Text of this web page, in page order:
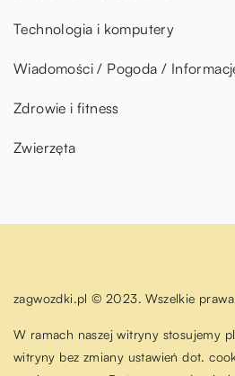
Technologia i komputery
Wiadomości / Pogoda /
Zdrowie i fitness
Zwierzęta
zagwozdki.pl © 2023. Wszelkie prawa
W ramach naszej witryny stosujemy
witryny bez zmiany ustawień dot.